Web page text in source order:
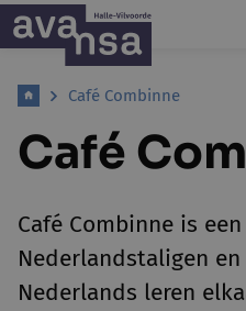
Café Combinne
Café
Café Combinne is
Nederlandstaligen
Nederlands leren